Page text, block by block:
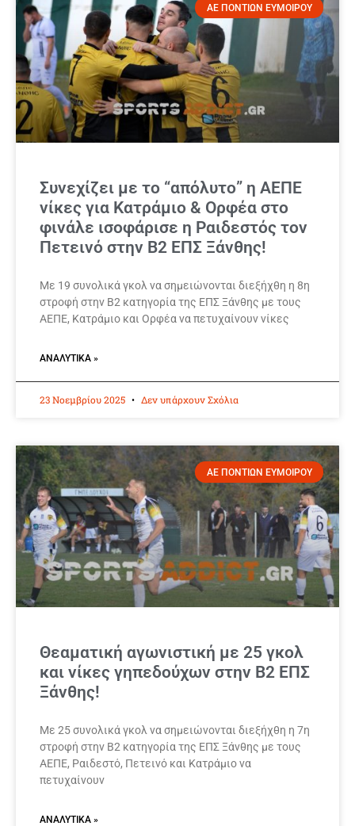
ΑΕ ΠΟΝΤΙΩΝ ΕΥΜΟΙΡΟΥ
Συνεχίζει με το “απόλυτο” η ΑΕΠΕ
νίκες για Κατράμιο & Ορφέα στο
φινάλε ισοφάρισε η Ραιδεστός τον
Πετεινό στην Β2 ΕΠΣ Ξάνθης!
Με 19 συνολικά γκολ να σημειώνονται διεξήχθη η 8η
στροφή στην Β2 κατηγορία της ΕΠΣ Ξάνθης με τους
ΑΕΠΕ, Κατράμιο και Ορφέα να πετυχαίνουν νίκες
ΑΝΑΛΥΤΙΚΆ »
23 Νοεμβρίου 2025 Δεν υπάρχουν Σχόλια
ΑΕ ΠΟΝΤΙΩΝ ΕΥΜΟΙΡΟΥ
Θεαματική αγωνιστική με 25 γκολ
και νίκες γηπεδούχων στην Β2 ΕΠΣ
Ξάνθης!
Με 25 συνολικά γκολ να σημειώνονται διεξήχθη η 7η
στροφή στην Β2 κατηγορία της ΕΠΣ Ξάνθης με τους
ΑΕΠΕ, Ραιδεστό, Πετεινό και Κατράμιο να
πετυχαίνουν
ΑΝΑΛΥΤΙΚΆ »